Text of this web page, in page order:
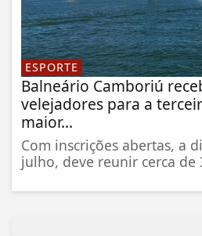
ESPORTE
Balneário Camboriú
velejadores para a
maior...
Com inscrições abertas, a
julho, deve reunir cerca de